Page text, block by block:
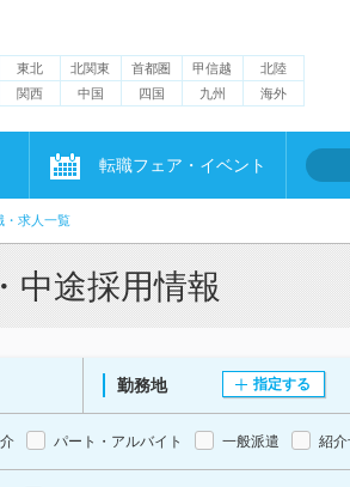
東北 北関東 首都圏 甲信越
北陸
関西 中国 四国 九州 海外
転職フェア・イベント
・求人一覧
中途採用情報
勤務地 指定する
パート・アルバイト 一般派遣 紹